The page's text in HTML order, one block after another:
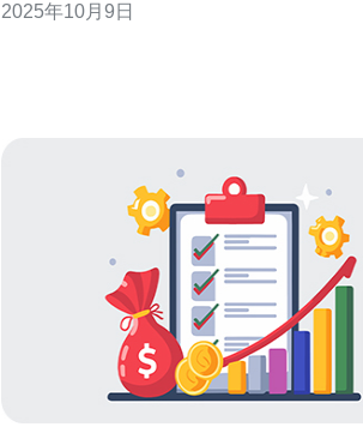
日本由于其先进的互联网基础设施和较低的
2025年10月9日